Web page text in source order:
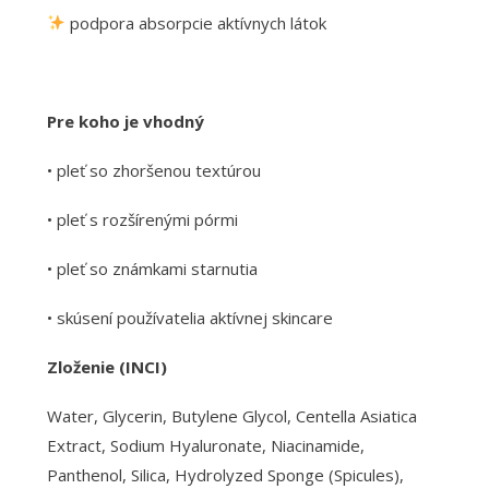
podpora absorpcie aktívnych látok
Pre koho je vhodný
• pleť so zhoršenou textúrou
• pleť s rozšírenými pórmi
• pleť so známkami starnutia
• skúsení používatelia aktívnej skincare
Zloženie (INCI)
Water, Glycerin, Butylene Glycol, Centella Asiatica
Extract, Sodium Hyaluronate, Niacinamide,
Panthenol, Silica, Hydrolyzed Sponge (Spicules),